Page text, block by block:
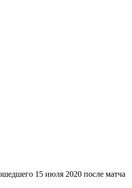
15 июля 2020 после матча